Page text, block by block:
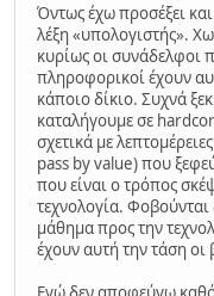
Όντως έχω προσέξει
λέξη «υπολογιστής».
κυρίως οι συνάδελφοι
πληροφορικοί έχουν
κάποιο δίκιο. Συχνά
καταλήγουμε σε
σχετικά με
pass by value) που
που είναι ο τρόπος
τεχνολογία.
μάθημα προς την
έχουν αυτή την τάση οι